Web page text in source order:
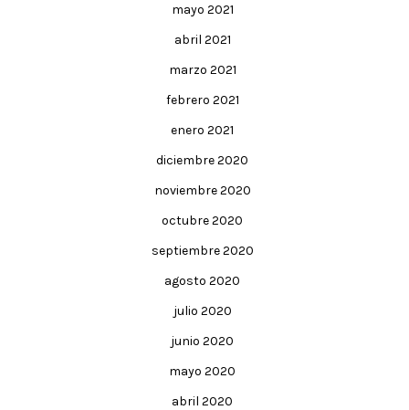
mayo 2021
abril 2021
marzo 2021
febrero 2021
enero 2021
diciembre 2020
noviembre 2020
octubre 2020
septiembre 2020
agosto 2020
julio 2020
junio 2020
mayo 2020
abril 2020